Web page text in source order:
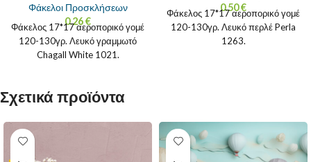
Φάκελοι Προσκλήσεων
0.26€
Φάκελος 17*17 αεροπορικό γομέ
120-130γρ. Λευκό γραμμωτό
Chagall White 1021.
0.50€
Φάκελος 17*17 αεροπορικό γομέ
120-130γρ. Λευκό περλέ Perla
1263.
Σχετικά προϊόντα